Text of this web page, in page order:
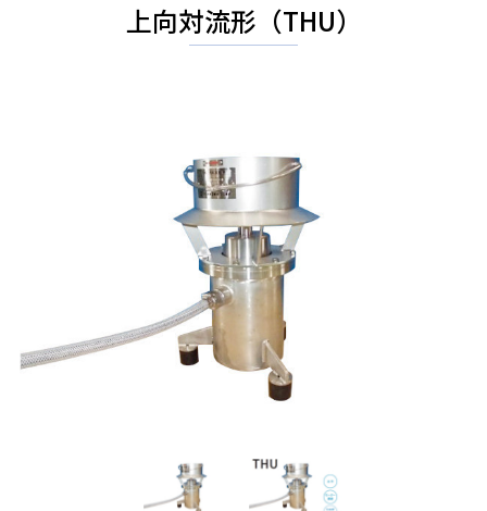
上向対流形（THU）